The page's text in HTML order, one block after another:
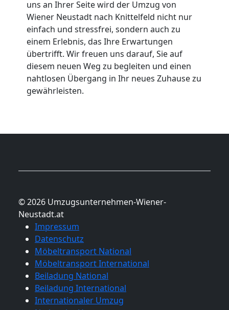
uns an Ihrer Seite wird der Umzug von
Wiener Neustadt nach Knittelfeld nicht nur
einfach und stressfrei, sondern auch zu
einem Erlebnis, das Ihre Erwartungen
übertrifft. Wir freuen uns darauf, Sie auf
diesem neuen Weg zu begleiten und einen
nahtlosen Übergang in Ihr neues Zuhause zu
gewährleisten.
© 2026 Umzugsunternehmen-Wiener-
Neustadt.at
Impressum
Datenschutz
Möbeltransport National
Möbeltransport International
Beiladung National
Beiladung International
Internationaler Umzug